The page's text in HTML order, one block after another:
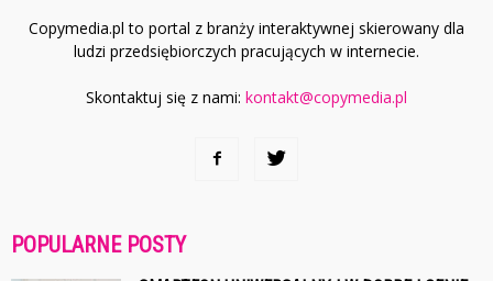
Copymedia.pl to portal z branży interaktywnej skierowany dla
ludzi przedsiębiorczych pracujących w internecie.
Skontaktuj się z nami: kontakt@copymedia.pl
POPULARNE POSTY